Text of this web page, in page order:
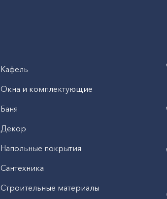
Кафель
Окна и комплектующие
Баня
Декор
Напольные покрытия
Сантехника
Строительные материалы